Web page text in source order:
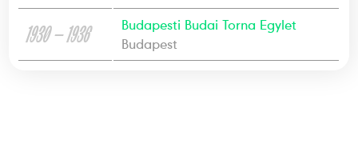
1930 — 1936
Budapesti Budai Torna Egylet
Budapest